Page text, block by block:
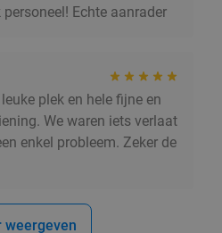
Echte aanrader
plek en hele fijne en
We waren iets verlaat
enkel probleem. Zeker de
weergeven